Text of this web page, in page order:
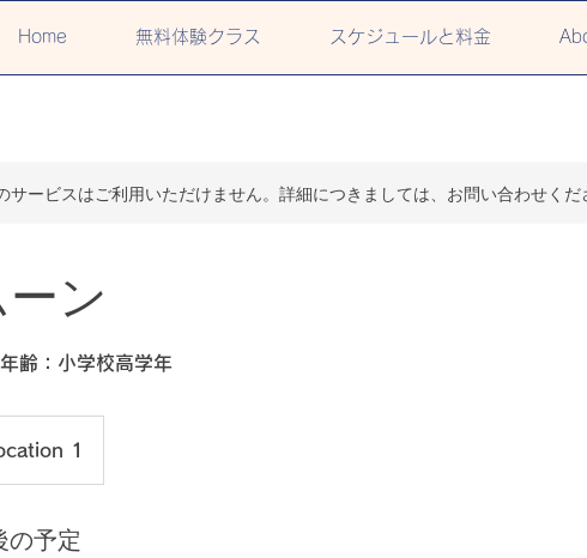
Home 無料体験クラス スケジュールと料金
サービスはご利用いただけません。詳細につきましては、お問い合わせくだ
ン
齢：小学校高学年
1
の予定